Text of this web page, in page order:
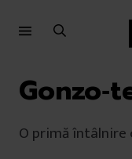
O primă întâlnire